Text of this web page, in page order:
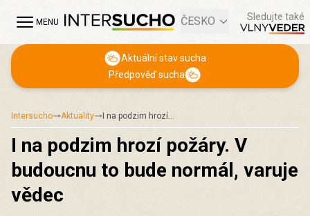
MENU ČESKO Sledujte také
Aktuální stav sucha
Předpověď sucha
Intersucho Aktuality I na podzim hrozí…
I na podzim hrozí požáry. V
budoucnu to bude normál, varuje
vědec